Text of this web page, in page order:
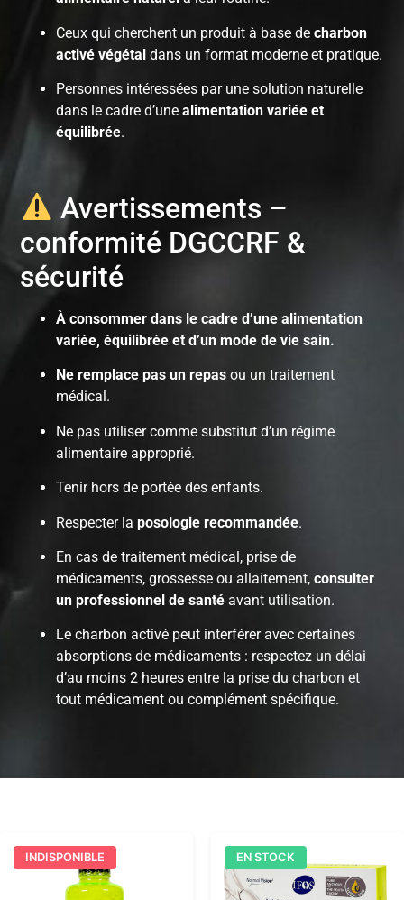
Ceux qui cherchent un produit à base decharbon
activé végétal dans un format moderne et pratique.
Personnes intéressées par une solution naturelle
dans le cadre d’unealimentation variée et
équilibrée.
Avertissements –
conformité DGCCRF &
sécurité
À consommer dans le cadre d’une alimentation
variée, équilibrée et d’un mode de vie sain.
Ne remplace pas un repas ou un traitement
médical.
Ne pas utiliser comme substitut d’un régime
alimentaire approprié.
Tenir hors de portée des enfants.
Respecter laposologie recommandée.
En cas de traitement médical, prise de
médicaments, grossesse ou allaitement,consulter
un professionnel de santé avant utilisation.
Le charbon activé peut interférer avec certaines
absorptions de médicaments : respectez un délai
d’au moins 2 heures entre la prise du charbon et
tout médicament ou complément spécifique.
INDISPONIBLE EN STOCK